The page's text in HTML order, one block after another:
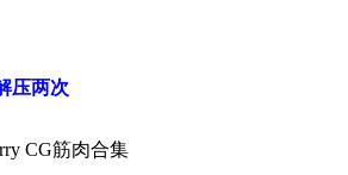
压两次
CG筋肉合集